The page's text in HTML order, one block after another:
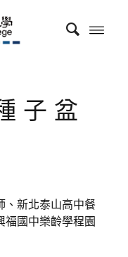
子盆
、新北泰山高中餐
福國中樂齡學程園